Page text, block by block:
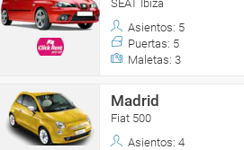
SEAT Ibiza
Asientos: 5
Puertas: 5
Maletas: 3
Madrid
Fiat 500
Asientos: 4